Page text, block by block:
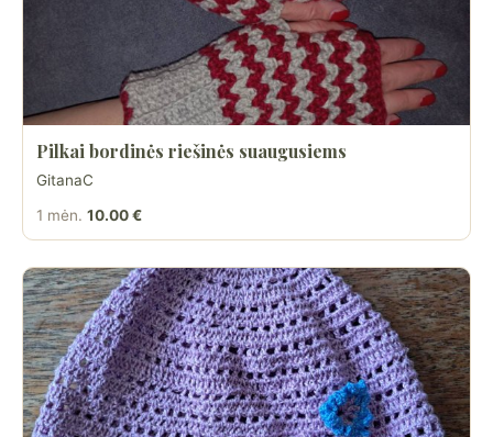
Pilkai bordinės riešinės suaugusiems
GitanaC
1 mėn. 10.00 €